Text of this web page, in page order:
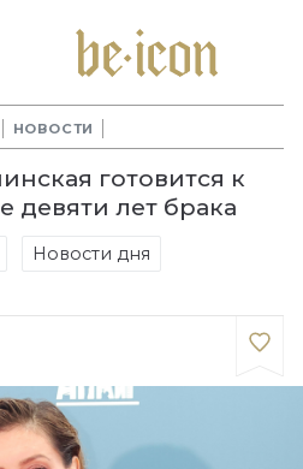
НОВОСТИ
готовится к
девяти лет брака
Новости дня